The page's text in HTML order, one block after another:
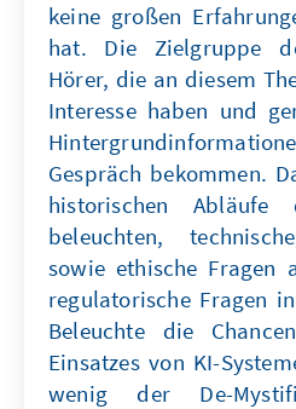
keine großen
hat. Die Zielgruppe
Hörer, die an diesem
Interesse haben und
Gespräch bekommen.
historischen
beleuchten,
sowie ethische Fragen
regulatorische Fragen
Beleuchte die
Einsatzes von KI-
wenig der De-